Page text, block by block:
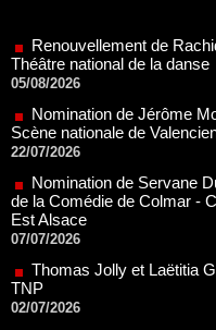
05/08/2026
Nomination de Jérôme
Scène nationale de
22/07/2026
Nomination de Servane
de la Comédie de Colmar -
07/07/2026
Thomas Jolly et Laëtitia
TNP
02/07/2026
Fonds SACD Théâtre :
23/06/2026